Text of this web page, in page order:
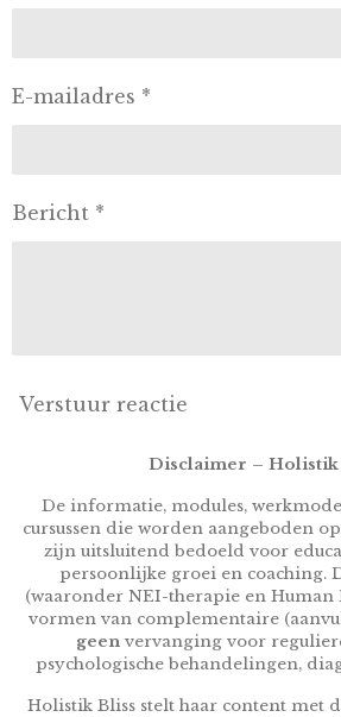
E-mailadres *
Bericht *
Verstuur reactie
Disclaimer – Holistik
De informatie, modules,
cursussen die worden aangeboden
zijn uitsluitend bedoeld voor
persoonlijke groei en coaching.
(waaronder NEI-therapie en Human
vormen van complementaire
geen vervanging voor
psychologische behandelingen,
Holistik Bliss stelt haar content met